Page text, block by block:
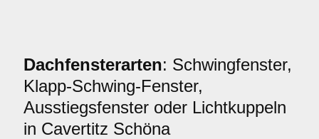
Dachfensterarten: Schwingfenster,
Klapp-Schwing-Fenster,
Ausstiegsfenster oder Lichtkuppeln
in Cavertitz Schöna